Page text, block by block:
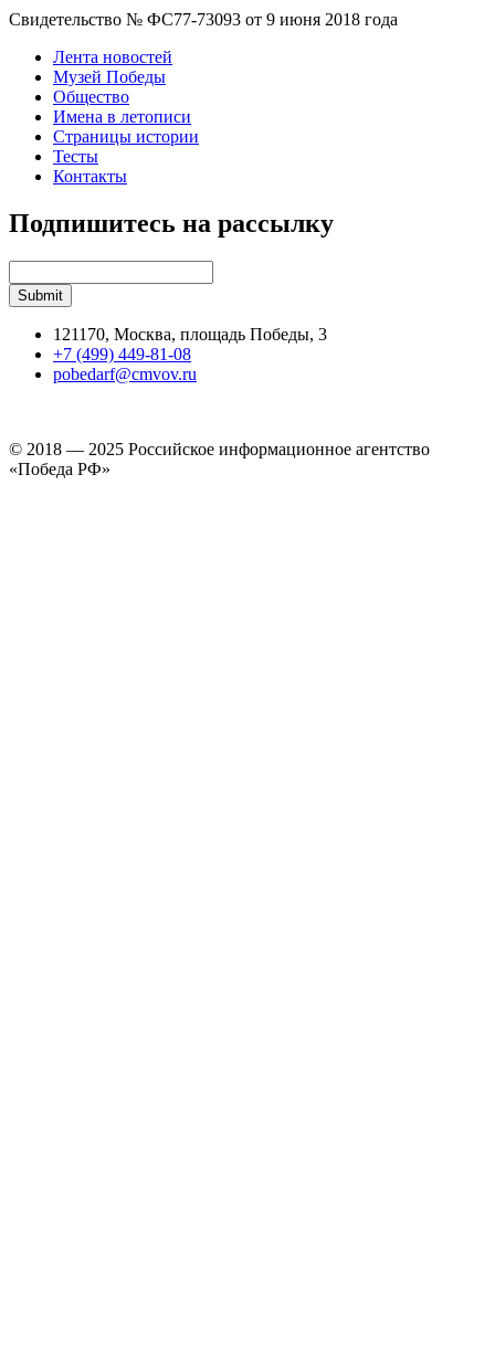
Свидетельство № ФС77-73093 от 9 июня 2018 года
Лента новостей
Музей Победы
Общество
Имена в летописи
Страницы истории
Тесты
Контакты
Подпишитесь на рассылку
121170, Москва, площадь Победы, 3
+7 (499) 449-81-08
pobedarf@cmvov.ru
© 2018 — 2025 Российское информационное агентство
«Победа РФ»